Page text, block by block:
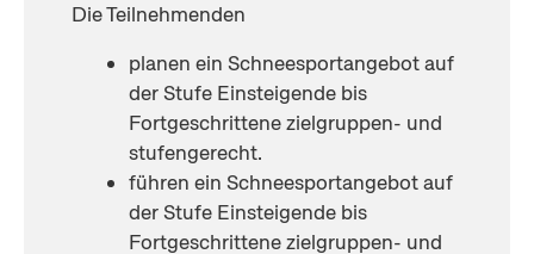
Die Teilnehmenden
planen ein Schneesportangebot auf
der Stufe Einsteigende bis
Fortgeschrittene zielgruppen- und
stufengerecht.
führen ein Schneesportangebot auf
der Stufe Einsteigende bis
Fortgeschrittene zielgruppen- und